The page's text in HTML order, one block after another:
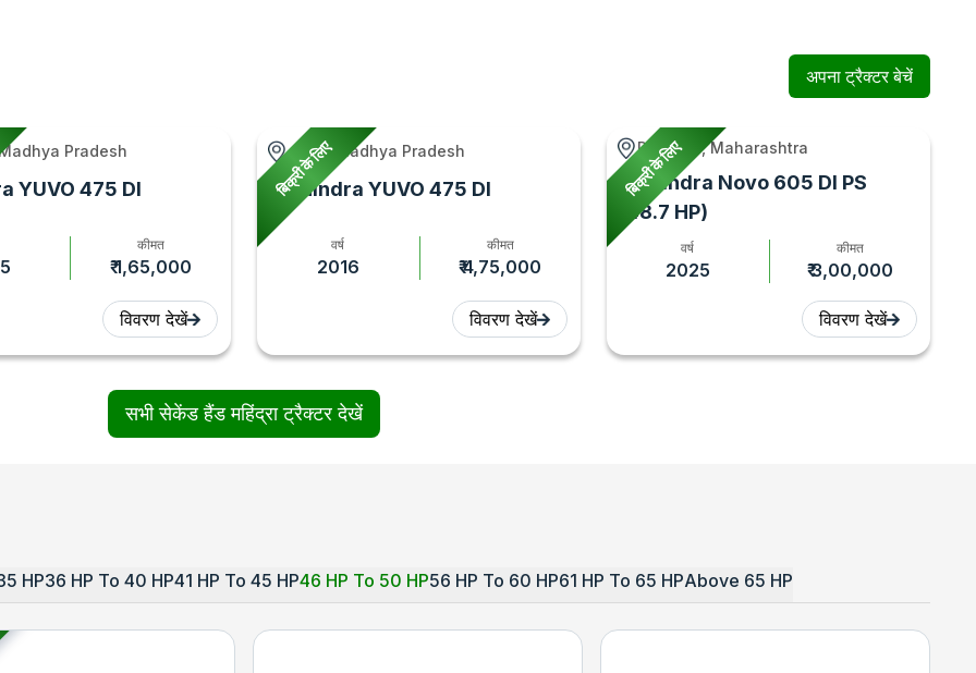
अपना ट्रैक्टर बेचें
Pradesh
YUVO 475 DI
कीमत
₹ 1,65,000
विवरण देखें
बिक्री के लिए
Jiran, Madhya Pradesh
Mahindra YUVO 475 DI
वर्ष
2016
कीमत
₹ 4,75,000
विवरण देखें
बिक्री के लिए
Paranda, Maharashtra
Mahindra Novo 605 DI PS
(48.7 HP)
वर्ष
2025
कीमत
₹ 3,00,000
विवरण देखें
सभी सेकेंड हैंड महिंद्रा ट्रैक्टर देखें
HP36 HP To 40 HP41 HP To 45 HP46 HP To 50 HP56 HP To 60 HP61 HP To 65 HPAbove 65 HP